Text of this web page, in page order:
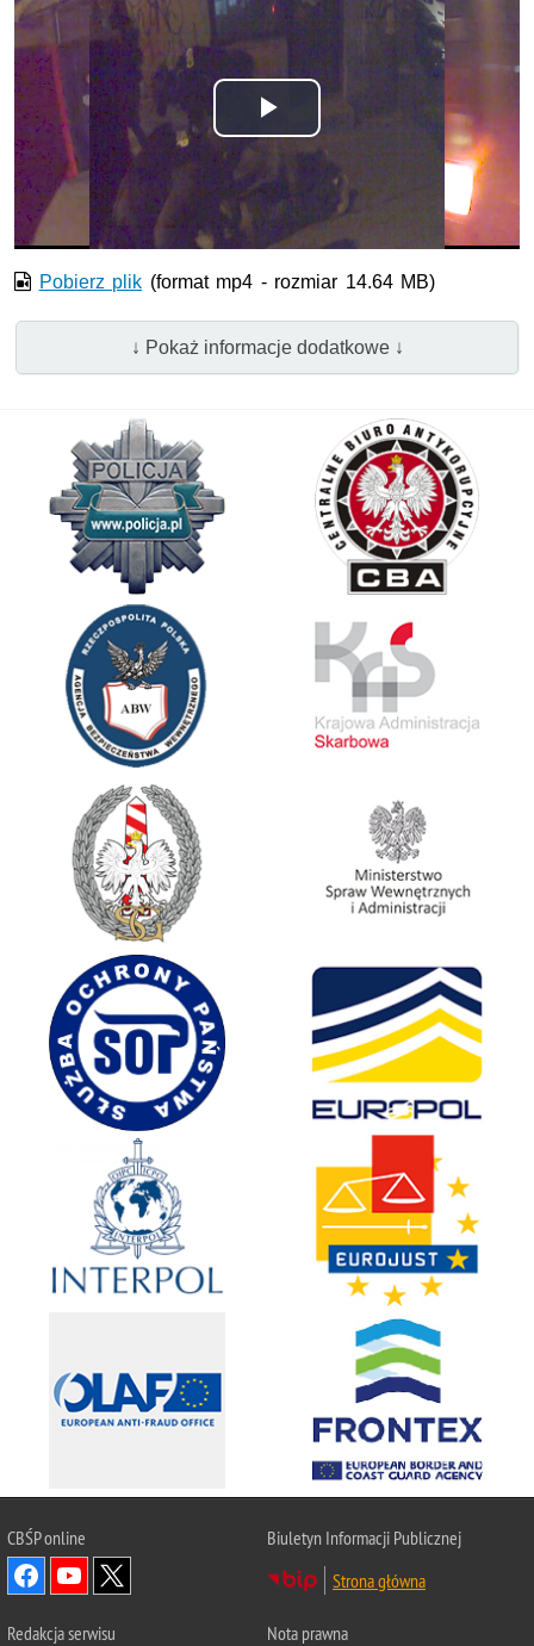
Odtwórz
wideo
Pobierz plik (format mp4 - rozmiar 14.64 MB)
↓ Pokaż informacje dodatkowe ↓
CBŚPonline
Biuletyn Informacji Publicznej
Strona główna
Redakcja serwisu Nota prawna